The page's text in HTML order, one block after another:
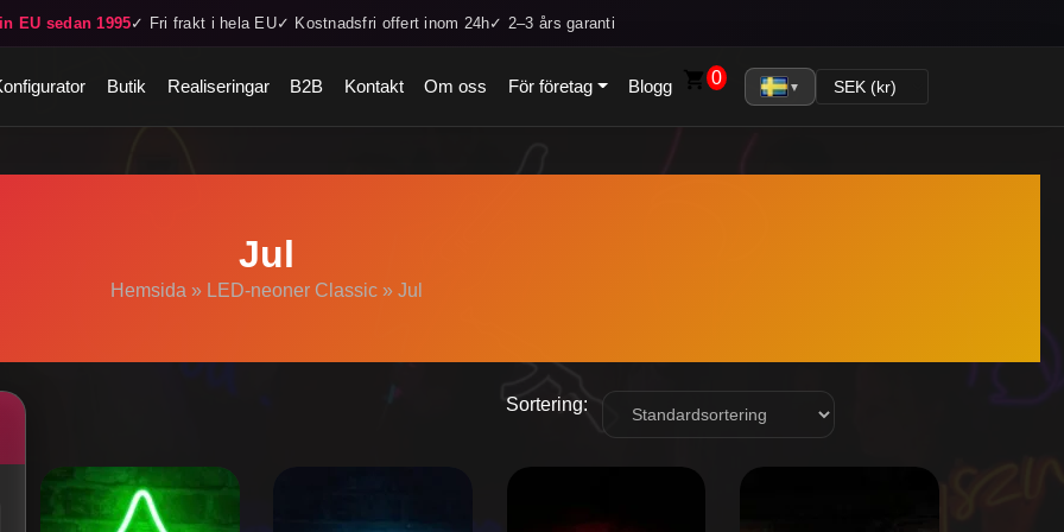
EU sedan 1995✓ Fri frakt i hela EU✓ Kostnadsfri offert inom 24h✓ 2–3 års garanti
Butik Realiseringar B2B Kontakt Om oss För företag Blogg 0 ▼
Jul
Hemsida » LED-neoner Classic» Jul
Sortering:
Den